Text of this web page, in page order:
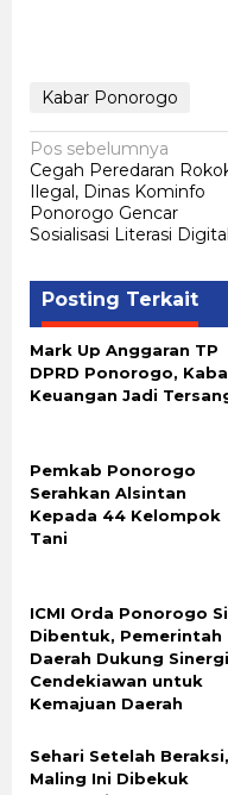
Kabar Ponorogo
Navigasi
pos
Pos sebelumnya
Cegah Peredaran
Ilegal, Dinas Kominfo
Ponorogo Gencar
Sosialisasi Literasi Digital
Posting Terkait
Mark Up Anggaran TP
DPRD Ponorogo,
Keuangan Jadi
Pemkab Ponorogo
Serahkan Alsintan
Kepada 44 Kelompok
Tani
ICMI Orda Ponorogo
Dibentuk, Pemerintah
Daerah Dukung Sinergi
Cendekiawan untuk
Kemajuan Daerah
Sehari Setelah Beraksi,
Maling Ini Dibekuk